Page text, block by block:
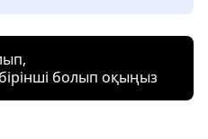
болып оқыңыз